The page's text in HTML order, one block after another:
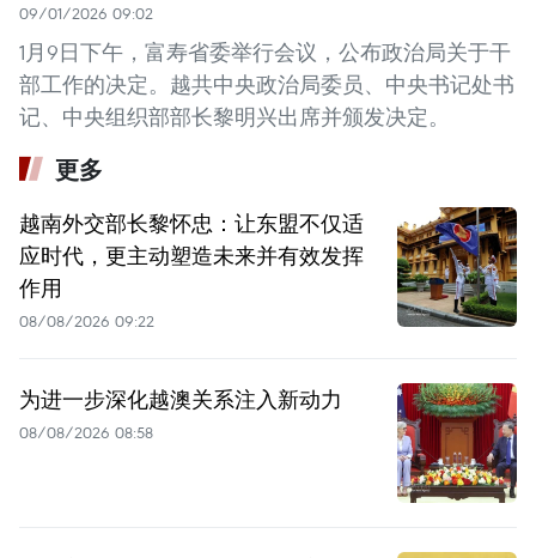
09/01/2026 09:02
1月9日下午，富寿省委举行会议，公布政治局关于干
部工作的决定。越共中央政治局委员、中央书记处书
记、中央组织部部长黎明兴出席并颁发决定。
更多
越南外交部长黎怀忠：让东盟不仅适
应时代，更主动塑造未来并有效发挥
作用
08/08/2026 09:22
为进一步深化越澳关系注入新动力
08/08/2026 08:58